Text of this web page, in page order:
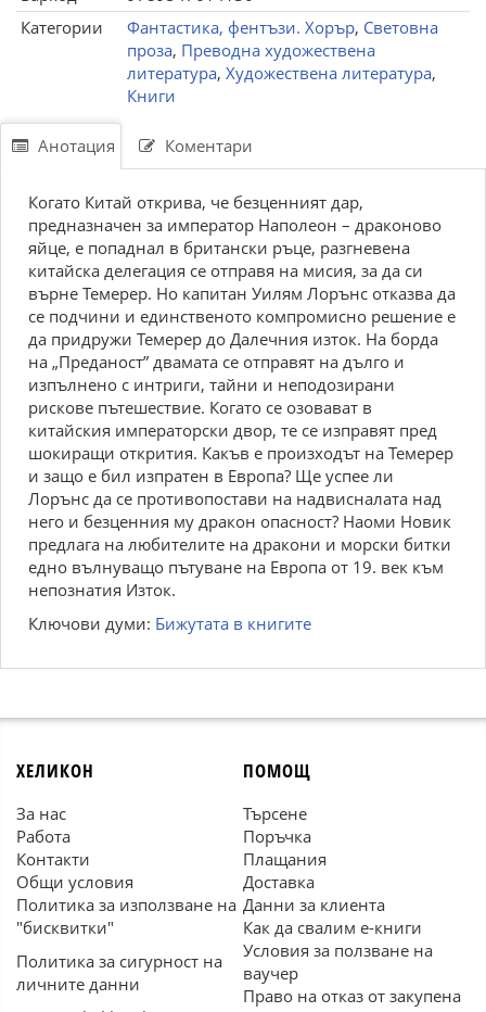
Категории
Фантастика, фентъзи. Хорър, Световна
проза, Преводна художествена
литература, Художествена литература,
Книги
Анотация Коментари
Когато Китай открива, че безценният дар,
предназначен за император Наполеон – драконово
яйце, е попаднал в британски ръце, разгневена
китайска делегация се отправя на мисия, за да си
върне Темерер. Но капитан Уилям Лорънс отказва да
се подчини и единственото компромисно решение е
да придружи Темерер до Далечния изток. На борда
на „Преданост” двамата се отправят на дълго и
изпълнено с интриги, тайни и неподозирани
рискове пътешествие. Когато се озовават в
китайския императорски двор, те се изправят пред
шокиращи открития. Какъв е произходът на Темерер
и защо е бил изпратен в Европа? Ще успее ли
Лорънс да се противопостави на надвисналата над
него и безценния му дракон опасност? Наоми Новик
предлага на любителите на дракони и морски битки
едно вълнуващо пътуване на Европа от 19. век към
непознатия Изток.
Ключови думи: Бижутата в книгите
ХЕЛИКОН
За нас
Работа
Контакти
Общи условия
Политика за използване на
"бисквитки"
Политика за сигурност на
личните данни
ПОМОЩ
Търсене
Поръчка
Плащания
Доставка
Данни за клиента
Как да свалим е-книги
Условия за ползване на
ваучер
Право на отказ от закупена